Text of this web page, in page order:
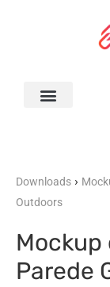
Downloads ›
Outdoors
Mockup
Parede